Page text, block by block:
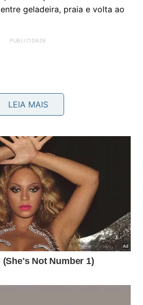
geladeira, praia e volta ao
LEIA MAIS